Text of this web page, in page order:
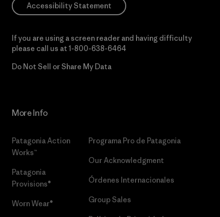
Accessibility Statement
If you are using a screen reader and having difficulty
please call us at 1-800-638-6464
Do Not Sell or Share My Data
More Info
Patagonia Action
Works™
Patagonia
Provisions®
Worn Wear®
Programa Pro de Patagonia
Our Acknowledgment
Órdenes Internacionales
Group Sales